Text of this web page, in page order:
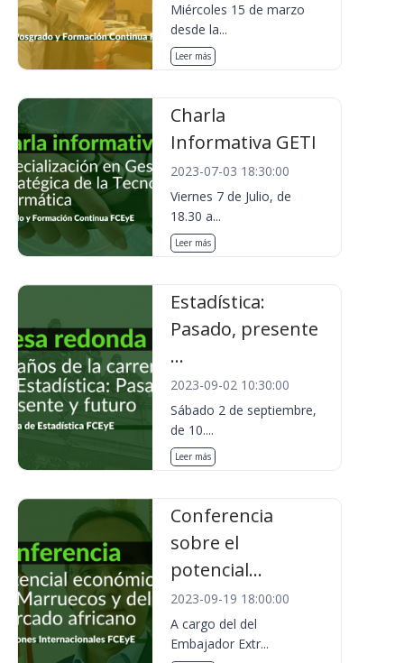
Miércoles 15 de marzo
desde la...
Leer más
Charla
Informativa GETI
2023-07-03 18:30:00
Viernes 7 de Julio, de
18.30 a...
Leer más
Estadística:
Pasado, presente
...
2023-09-02 10:30:00
Sábado 2 de septiembre,
de 10....
Leer más
Conferencia
sobre el
potencial...
2023-09-19 18:00:00
A cargo del del
Embajador Extr...